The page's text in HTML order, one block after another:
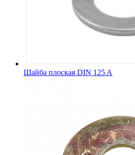
Шайба плоская DIN 125 A